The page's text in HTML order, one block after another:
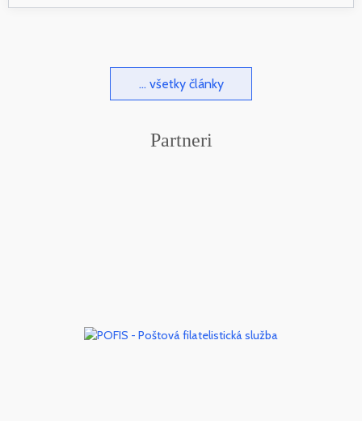
... všetky články
Partneri